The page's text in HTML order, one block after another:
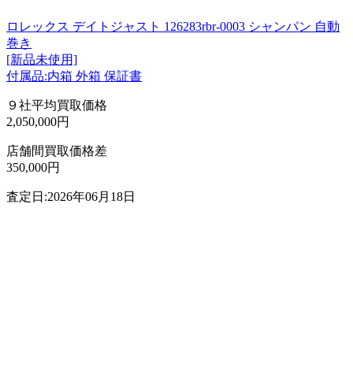
ロレックス デイトジャスト 126283rbr-0003 シャンパン 自動
巻き
[新品未使用]
付属品:内箱 外箱 保証書
９社平均買取価格
2,050,000円
店舗間買取価格差
350,000円
査定日:2026年06月18日